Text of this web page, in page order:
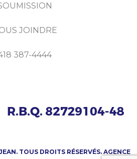
JOINDRE
387-4444
TOUS DROITS RÉSERVÉS. AGENCE